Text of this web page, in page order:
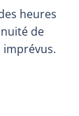
heures
de
imprévus.